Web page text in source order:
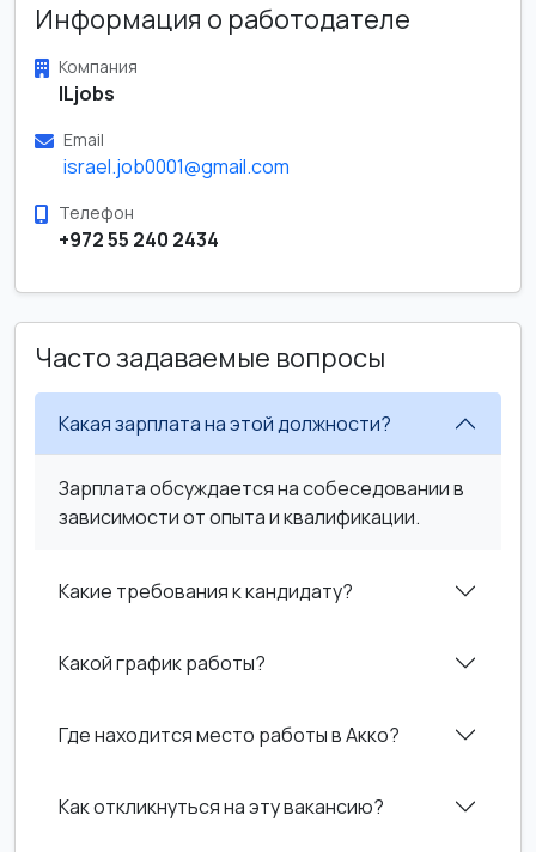
Информация о работодателе
Компания
ILjobs
Email
israel.job0001@gmail.com
Телефон
+972 55 240 2434
Часто задаваемые вопросы
Какая зарплата на этой должности?
Зарплата обсуждается на собеседовании в
зависимости от опыта и квалификации.
Какие требования к кандидату?
Какой график работы?
Где находится место работы в Акко?
Как откликнуться на эту вакансию?